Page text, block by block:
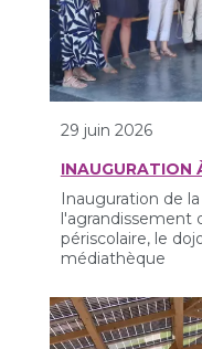
29 juin 2026
INAUGURATION
Inauguration de
l'agrandissement
périscolaire, le
médiathèque